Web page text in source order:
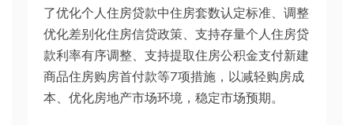
了优化个人住房贷款中住房套数认定标准、调整
优化差别化住房信贷政策、支持存量个人住房贷
款利率有序调整、支持提取住房公积金支付新建
商品住房购房首付款等7项措施，以减轻购房成
本、优化房地产市场环境，稳定市场预期。